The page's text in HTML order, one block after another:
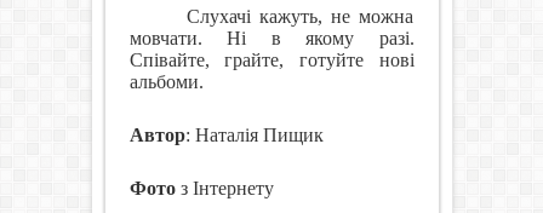
Слухачі кажуть, не можна
мовчати. Ні в якому разі.
Співайте, грайте, готуйте нові
альбоми.
Автор: Наталія Пищик
Фотоз Інтернету